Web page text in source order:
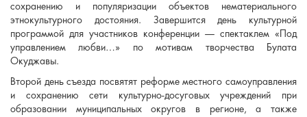
сохранению и популяризации объектов нематериального
этнокультурного достояния. Завершится день культурной
программой для участников конференции — спектаклем «Под
управлением любви…» по мотивам творчества Булата
Окуджавы.
Второй день съезда посвятят реформе местного самоуправления
и сохранению сети культурно-досуговых учреждений при
образовании муниципальных округов в регионе, а также